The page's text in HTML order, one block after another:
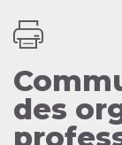
des